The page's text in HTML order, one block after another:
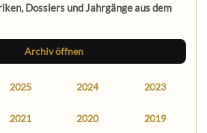
Dossiers und Jahrgänge aus dem
Archiv öffnen
2025 2024 2023
2021 2020 2019